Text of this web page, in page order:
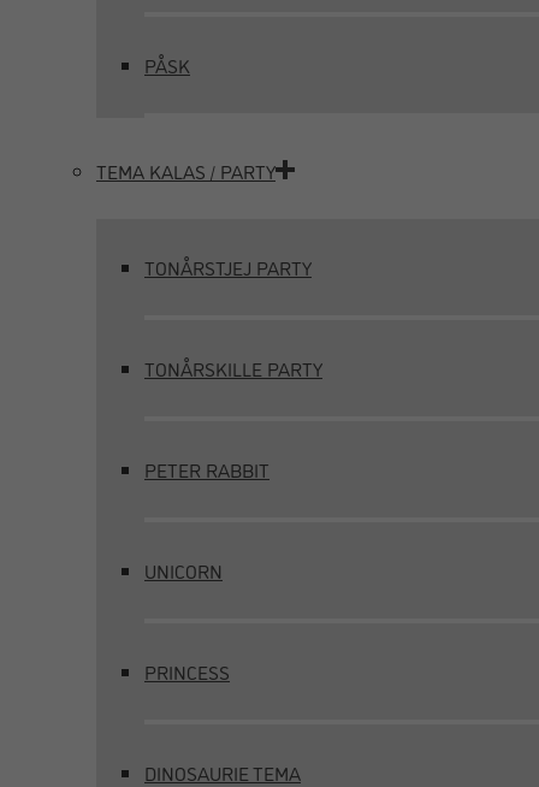
PÅSK
TEMA KALAS / PARTY
TONÅRSTJEJ PARTY
TONÅRSKILLE PARTY
PETER RABBIT
UNICORN
PRINCESS
DINOSAURIE TEMA